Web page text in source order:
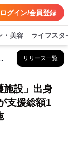
ログイン/会員登録
・美容 ライフスタ
マスク基金 リリース一覧
施設」出身
支援総額1